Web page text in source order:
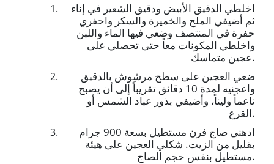
اخلطي الدقيق الأبيض ودقيق الشعير في إناء
ثم أضيفي الملح والخميرة والسكر واحفري
حفرة في المنتصف وضعي فيها الماء واللبن
واخلطي المكونات معاً حتى تحصلي على
عجين متماسك.
ضعي العجين على سطح مرشوش بالدقيق
واعجنيه لمدة 10 دقائق تقريباً إلى أن يصبح
ناعماً وليناً، وأضيفي بذور عباد الشمس أو
القرع.
ادهني صاج فرن مستطيل بسعة 900 جرام
بقليل من الزيت. شكلي العجين على هيئة
مستطيل بنفس حجم الصاج.